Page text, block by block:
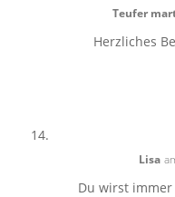
Teufer
Herzliches
Lisa
Du wirst